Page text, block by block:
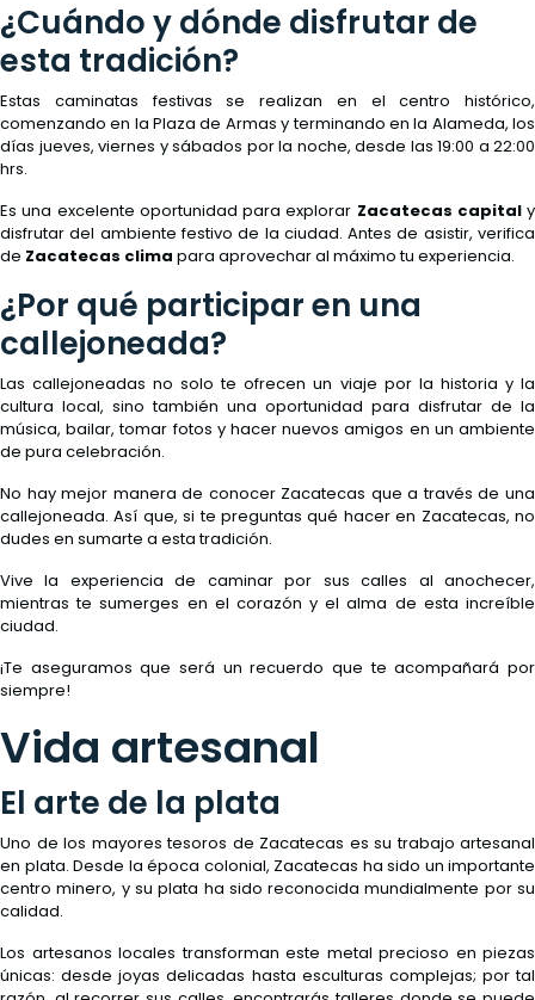
¿Cuándo y dónde disfrutar de
esta tradición?
Estas caminatas festivas se realizan en el centro histórico,
comenzando en la Plaza de Armas y terminando en la Alameda, los
días jueves, viernes y sábados por la noche, desde las 19:00 a 22:00
hrs.
Es una excelente oportunidad para explorar Zacatecas capitaly
disfrutar del ambiente festivo de la ciudad. Antes de asistir, verifica
de Zacatecas clima para aprovechar al máximo tu experiencia.
¿Por qué participar en una
callejoneada?
Las callejoneadas no solo te ofrecen un viaje por la historia y la
cultura local, sino también una oportunidad para disfrutar de la
música, bailar, tomar fotos y hacer nuevos amigos en un ambiente
de pura celebración.
No hay mejor manera de conocer Zacatecas que a través de una
callejoneada. Así que, si te preguntas qué hacer en Zacatecas, no
dudes en sumarte a esta tradición.
Vive la experiencia de caminar por sus calles al anochecer,
mientras te sumerges en el corazón y el alma de esta increíble
ciudad.
¡Te aseguramos que será un recuerdo que te acompañará por
siempre!
Vida artesanal
El arte de la plata
Uno de los mayores tesoros de Zacatecas es su trabajo artesanal
en plata. Desde la época colonial, Zacatecas ha sido un importante
centro minero, y su plata ha sido reconocida mundialmente por su
calidad.
Los artesanos locales transforman este metal precioso en piezas
únicas: desde joyas delicadas hasta esculturas complejas; por tal